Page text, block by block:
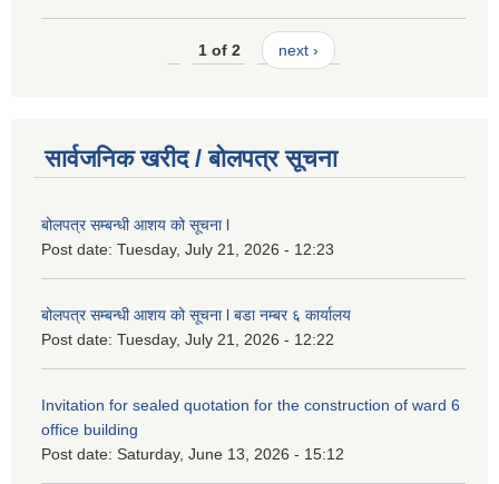
1 of 2 next ›
सार्वजनिक खरीद / बोलपत्र सूचना
बोलपत्र सम्बन्धी आशय को सूचना l
Post date: Tuesday, July 21, 2026 - 12:23
बोलपत्र सम्बन्धी आशय को सूचना l बडा नम्बर ६ कार्यालय
Post date: Tuesday, July 21, 2026 - 12:22
Invitation for sealed quotation for the construction of ward 6
office building
Post date: Saturday, June 13, 2026 - 15:12